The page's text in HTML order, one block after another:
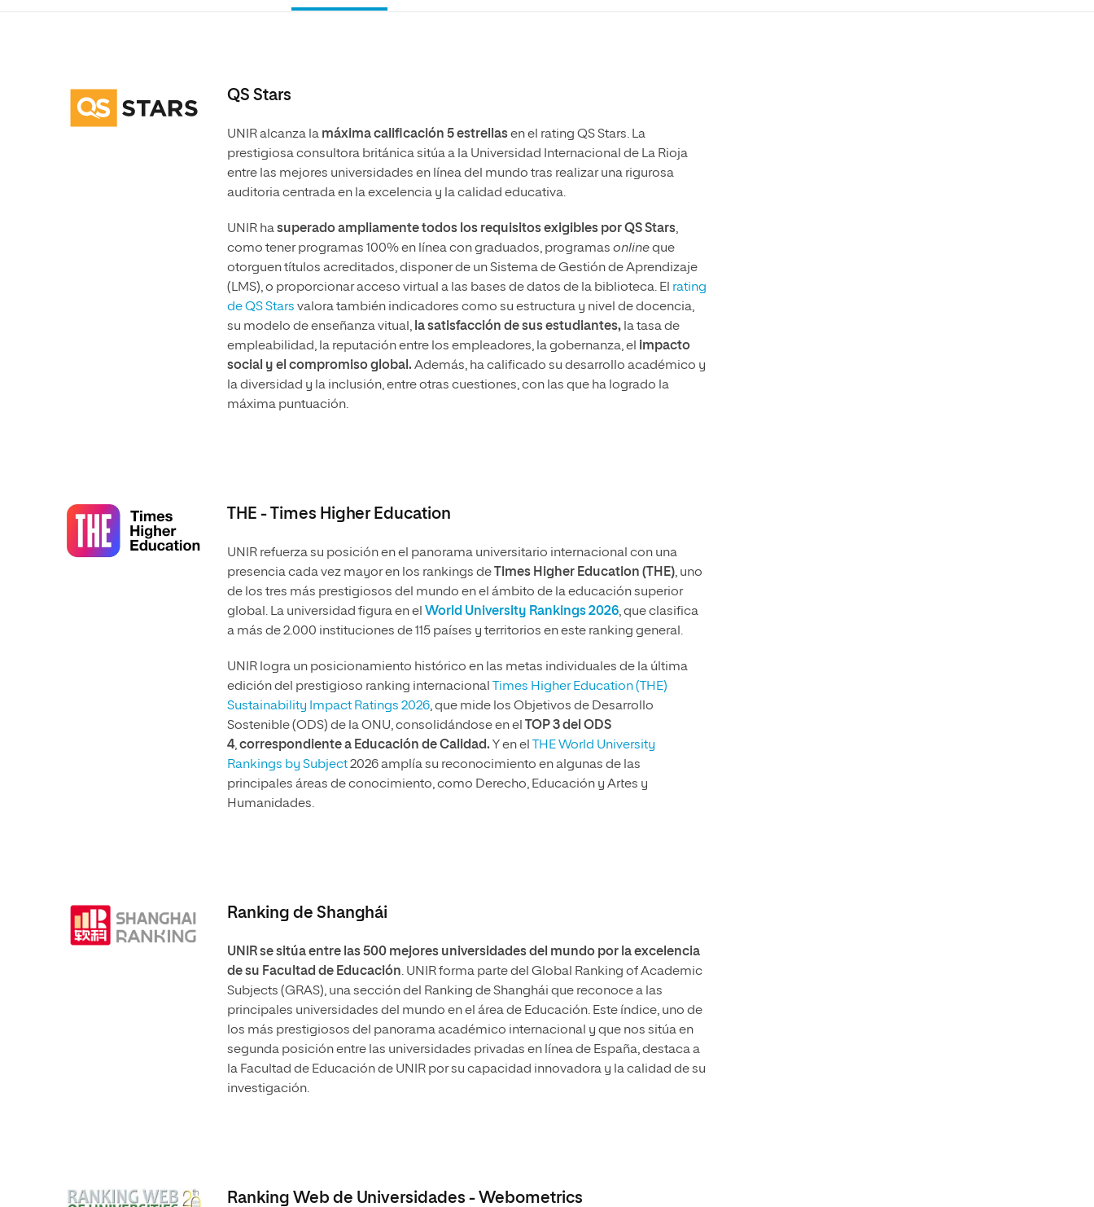
Humanidades
Artes
Ciencias Sociales
Humanidades
QS Stars
UNIR alcanza la máxima calificación 5 estrellasen el rating QS Stars. La
prestigiosa consultora británica sitúa a la Universidad Internacional de La Rioja
entre las mejores universidades en línea del mundo tras realizar una rigurosa
auditoria centrada en la excelencia y la calidad educativa.
UNIR hasuperado ampliamente todos los requisitos exigibles por QS Stars,
como tener programas 100% en línea con graduados, programas onlineque
otorguen títulos acreditados, disponer de un Sistema de Gestión de Aprendizaje
(LMS), o proporcionar acceso virtual a las bases de datos de la biblioteca. El rating
de QS Stars valora también indicadores como su estructura y nivel de docencia,
su modelo de enseñanza vitual, la satisfacción de sus estudiantes,la tasa de
empleabilidad, la reputación entre los empleadores, la gobernanza, el impacto
social y el compromiso global. Además, ha calificado su desarrollo académico y
la diversidad y la inclusión, entre otras cuestiones, con las que ha logrado la
máxima puntuación.
THE - Times Higher Education
UNIR refuerza su posición en el panorama universitario internacional con una
presencia cada vez mayor en los rankings de
Times Higher Education (THE), uno
de los tres más prestigiosos del mundo en el ámbito de la educación superior
global. La universidad figura en el World University Rankings 2026, que clasifica
a más de 2.000 instituciones de 115 países y territorios en este ranking general.
UNIR logra un posicionamiento histórico en las metas individuales de la última
edición del prestigioso ranking internacional
Times Higher Education (THE)
Sustainability Impact Ratings 2026, que mide los Objetivos de Desarrollo
Sostenible (ODS) de la ONU, consolidándose en el
TOP 3 del ODS
4,correspondiente a Educación de Calidad. Y en el
THE World University
Rankings by Subject2026 amplía su reconocimiento en algunas de las
principales áreas de conocimiento, como Derecho, Educación y Artes y
Humanidades.
Ranking de Shanghái
UNIR se sitúa entre las 500 mejores universidades del mundo por la excelencia
de su Facultad de Educación. UNIR forma parte del Global Ranking of Academic
Subjects (GRAS), una sección del Ranking de Shanghái que reconoce a las
principales universidades del mundo en el área de Educación. Este índice, uno de
los más prestigiosos del panorama académico internacional y que nos sitúa en
segunda posición entre las universidades privadas en línea de España, destaca a
la Facultad de Educación de UNIR por su capacidad innovadora y la calidad de su
investigación.
Ranking Web de Universidades - Webometrics